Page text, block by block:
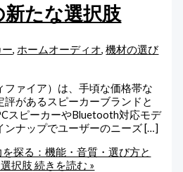
たな選択肢
ー, ホームオーディオ,機材の選び
ファイア）は、手頃な価格帯な
があるスピーカーブランドと
スピーカーやBluetooth対応モデ
ンナップでユーザーのニーズ […]
探る：機能・音質・選び方と
択肢 続きを読む »